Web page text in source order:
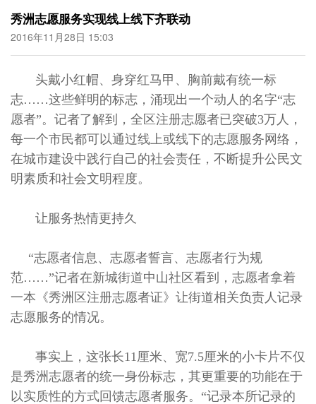
秀洲志愿服务实现线上线下齐联动
2016年11月28日 15:03
头戴小红帽、身穿红马甲、胸前戴有统一标
志……这些鲜明的标志，涌现出一个动人的名字“志
愿者”。记者了解到，全区注册志愿者已突破3万人，
每一个市民都可以通过线上或线下的志愿服务网络，
在城市建设中践行自己的社会责任，不断提升公民文
明素质和社会文明程度。
让服务热情更持久
“志愿者信息、志愿者誓言、志愿者行为规
范……”记者在新城街道中山社区看到，志愿者拿着
一本《秀洲区注册志愿者证》让街道相关负责人记录
志愿服务的情况。
事实上，这张长11厘米、宽7.5厘米的小卡片不仅
是秀洲志愿者的统一身份标志，其更重要的功能在于
以实质性的方式回馈志愿者服务。“记录本所记录的